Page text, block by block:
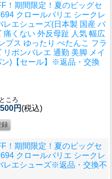
！期間限定！夏のビッグセ
クロールバリエ シークレ
レエシューズ(日本製 国産 バ
痛くない 外反母趾 人気 幅広
プス ゆったり ぺたんこ フラ
リボンバレエ 通勤 美脚 メイ
ン)【セール】※返品・交換
ころ
円 (税込)
！期間限定！夏のビッグセ
クロールバリエ シークレ
レエシューズ※返品・交換不